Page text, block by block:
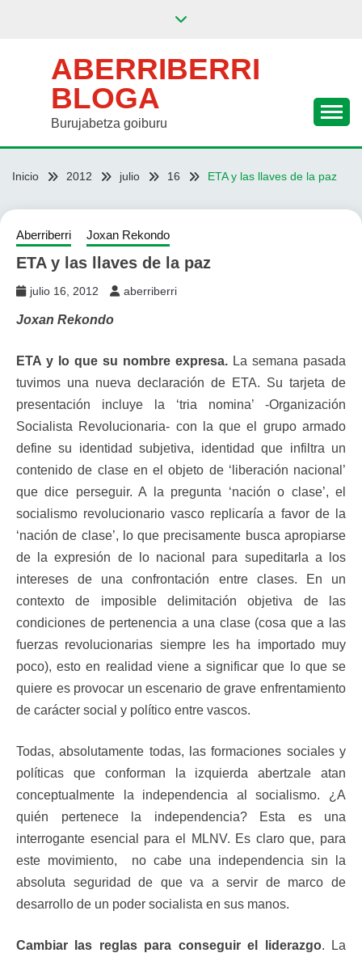
ABERRIBERRI
BLOGA
Burujabetza goiburu
Inicio 2012 julio 16 ETA y las llaves de la paz
Aberriberri Joxan Rekondo
ETA y las llaves de la paz
julio 16, 2012 aberriberri
Joxan Rekondo
ETA y lo que su nombre expresa. La semana pasada
tuvimos una nueva declaración de ETA. Su tarjeta de
presentación incluye la ‘tria nomina’ -Organización
Socialista Revolucionaria- con la que el grupo armado
define su identidad subjetiva, identidad que infiltra un
contenido de clase en el objeto de ‘liberación nacional’
que dice perseguir. A la pregunta ‘nación o clase’, el
socialismo revolucionario vasco replicaría a favor de la
‘nación de clase’, lo que precisamente busca apropiarse
de la expresión de lo nacional para supeditarla a los
intereses de una confrontación entre clases. En un
contexto de imposible delimitación objetiva de las
condiciones de pertenencia a una clase (cosa que a las
fuerzas revolucionarias siempre les ha importado muy
poco), esto en realidad viene a significar que lo que se
quiere es provocar un escenario de grave enfrentamiento
de carácter social y político entre vascos.
Todas, absolutamente todas, las formaciones sociales y
políticas que conforman la izquierda abertzale atan
conceptualmente la independencia al socialismo. ¿A
quién pertenece la independencia? Esta es una
interrogante esencial para el MLNV. Es claro que, para
este movimiento, no cabe una independencia sin la
absoluta seguridad de que va a servir de marco de
desarrollo de un poder socialista en sus manos.
Cambiar las reglas para conseguir el liderazgo. La